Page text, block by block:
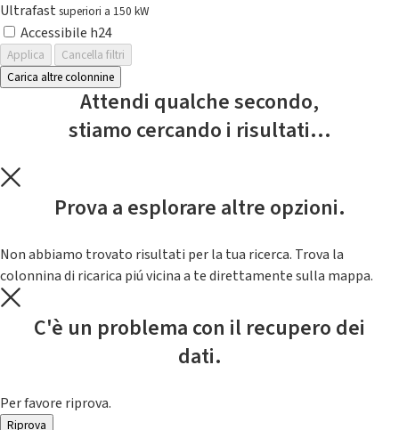
Ultrafast superiori a 150 kW
Accessibile h24
Applica
Cancella filtri
Carica altre colonnine
Attendi qualche secondo,
stiamo cercando i risultati...
Prova a esplorare altre opzioni.
Non abbiamo trovato risultati per la tua ricerca. Trova la
colonnina di ricarica piú vicina a te direttamente sulla mappa.
C'è un problema con il recupero dei
dati.
Per favore riprova.
Riprova